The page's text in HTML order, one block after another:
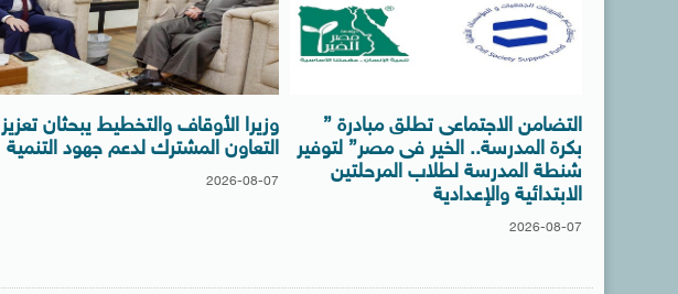
التضامن الاجتماعى تطلق مبادرة ”
بكرة المدرسة.. الخير فى مصر” لتوفير
شنطة المدرسة لطلاب المرحلتين
الابتدائية والإعدادية
2026-08-07
وزيرا الأوقاف والتخطيط يبحثان تعزيز
التعاون المشترك لدعم جهود التنمية
2026-08-07